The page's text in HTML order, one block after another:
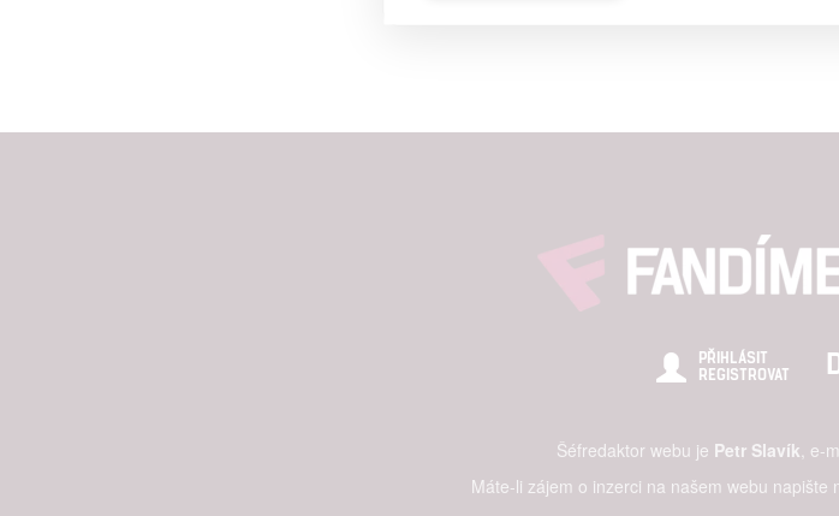
PŘIHLÁSIT
REGISTROVAT
Šéfredaktor webu je Petr Slavík , e-
Máte-li zájem o inzerci na našem webu napište
Poskytování a zobrazování reklamy a obsahu